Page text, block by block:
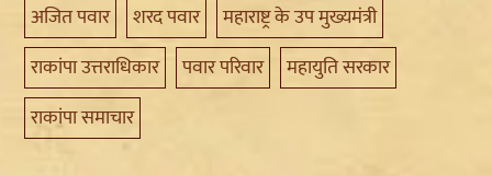
अजित पवार
शरद पवार
महाराष्ट्र के उप मुख्यमंत्री
राकांपा उत्तराधिकार
पवार परिवार
महायुति सरकार
राकांपा समाचार